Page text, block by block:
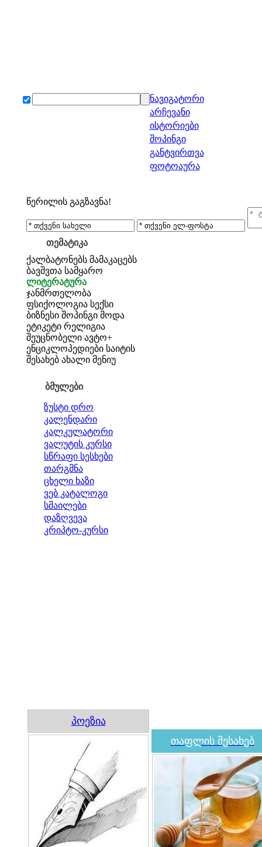
ნავიგატორი
არჩევანი
ისტორიები
შოპინგი
განტვირთვა
ფოტოაურა
წერილის გაგზავნა!
თემატიკა
ქალბატონებს მამაკაცებს
ბავშვთა სამყარო
ლიტერატურა
ჯანმრთელობა
ფსიქოლოგია სექსი
ბიზნესი შოპინგი მოდა
ეტიკეტი რელიგია
შეუცნობელი ავტო+
ენციკლოპედიები საიტის
შესახებ ახალი მენიუ
ბმულები
ზუსტი დრო
კალენდარი
კალკულატორი
ვალუტის კურსი
სწრაფი სესხები
თარგმნა
ცხელი ხაზი
ვებ კატალოგი
სმაილები
დაზღვევა
კრიპტო-კურსი
პოეზია
თაფლის შესახებ